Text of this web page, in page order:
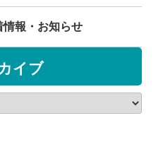
情報・お知らせ
イブ